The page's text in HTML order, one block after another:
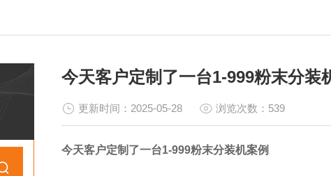
今天客户定制了一台1-999粉末分装
更新时间：2025-05-28 浏览次数：539
今天客户定制了一台1-999粉末分装机案例